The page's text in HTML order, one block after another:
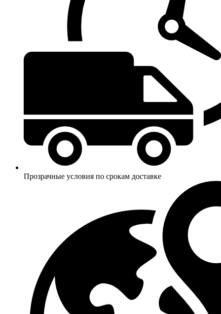
Прозрачные условия по срокам доставке